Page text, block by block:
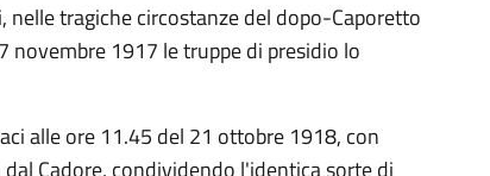
tragiche circostanze del dopo-Caporetto
novembre 1917 le truppe di presidio lo
alle ore 11.45 del 21 ottobre 1918, con
Cadore, condividendo l'identica sorte di